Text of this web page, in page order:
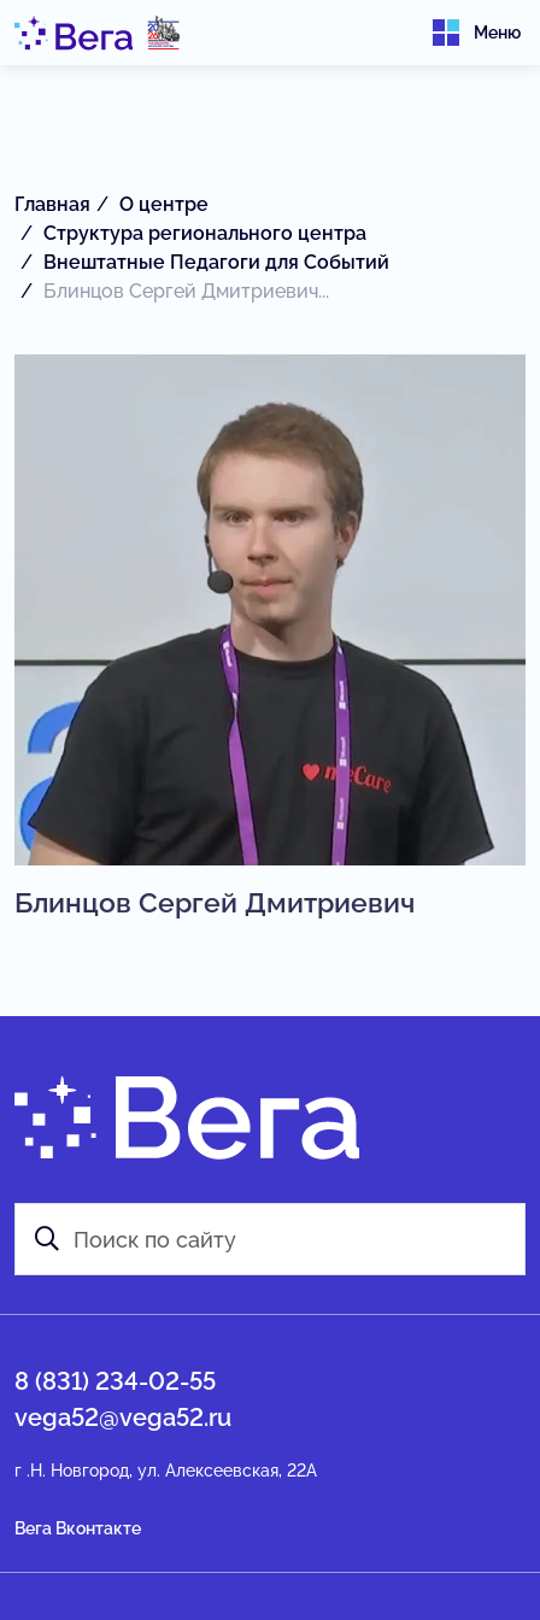
Меню
Главная
О центре
Структура регионального центра
Внештатные Педагоги для Событий
Блинцов Сергей Дмитриевич...
Блинцов Сергей Дмитриевич
8 (831) 234-02-55
vega52@vega52.ru
г .Н. Новгород, ул. Алексеевская, 22А
Вега Вконтакте